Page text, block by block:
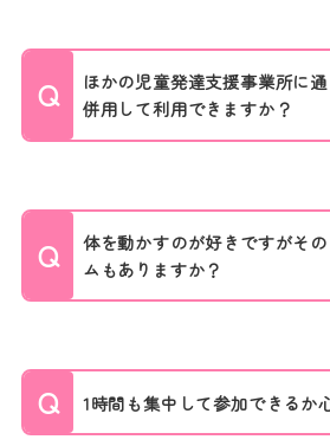
ほかの児童発達支援事業所に
併用して利用できますか？
体を動かすのが好きですがそ
ムもありますか？
1時間も集中して参加できるか